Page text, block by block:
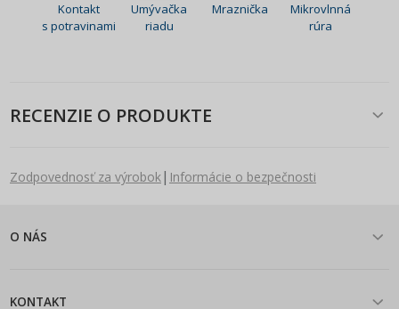
Kontakt
s potravinami
Umývačka
riadu
Mraznička
Mikrovlnná
rúra
RECENZIE O PRODUKTE
Zodpovednosť za výrobok| Informácie o bezpečnosti
O NÁS
KONTAKT